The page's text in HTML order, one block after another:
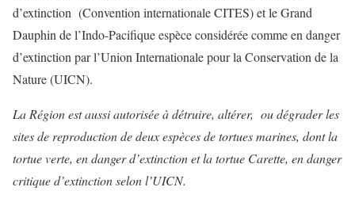
d’extinction (Convention internationale CITES) et le Grand
Dauphin de l’Indo-Pacifique espèce considérée comme en danger
d’extinction par l’Union Internationale pour la Conservation de la
Nature (UICN).
La Région est aussi autorisée à détruire, altérer, ou dégrader les
sites de reproduction de deux espèces de tortues marines, dont la
tortue verte, en danger d’extinction et la tortue Carette, en danger
critique d’extinction selon l’UICN.